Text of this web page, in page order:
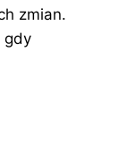
zmian.
gdy